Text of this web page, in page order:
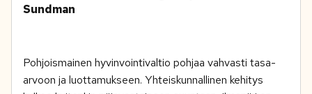
Sundman
Pohjoismainen hyvinvointivaltio pohjaa vahvasti tasa-
arvoon ja luottamukseen. Yhteiskunnallinen kehitys